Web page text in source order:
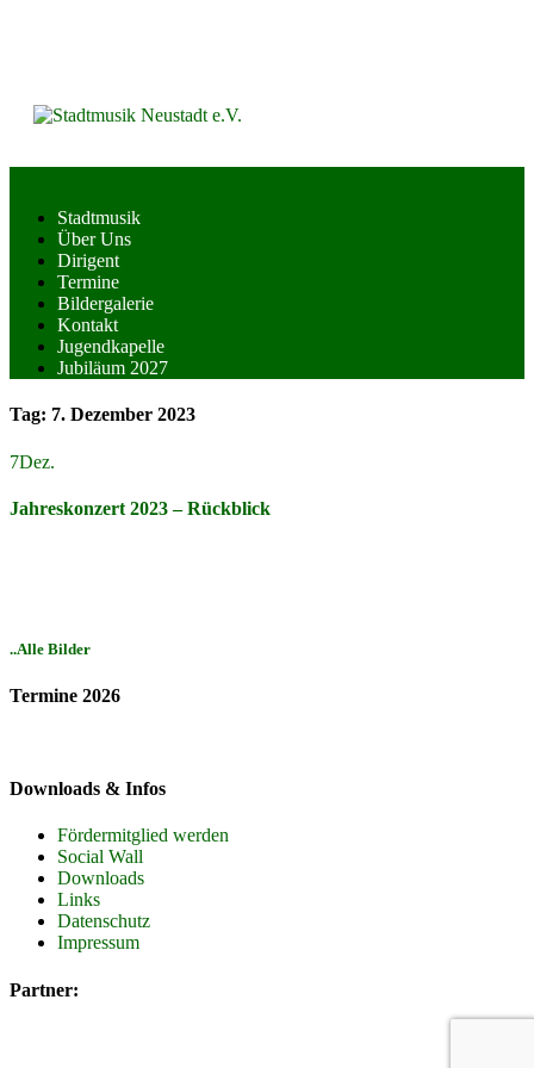
Stadtmusik
Über Uns
Dirigent
Termine
Bildergalerie
Kontakt
Jugendkapelle
Jubiläum 2027
Tag: 7. Dezember 2023
7Dez.
Jahreskonzert 2023 – Rückblick
..Alle Bilder
Termine 2026
Downloads & Infos
Fördermitglied werden
Social Wall
Downloads
Links
Datenschutz
Impressum
Partner: